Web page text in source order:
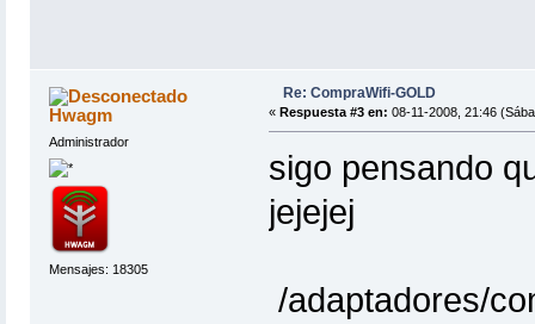
Hwagm
Administrador
Mensajes: 18305
Re: CompraWifi-GOLD
« Respuesta #3 en: 08-11-2008, 21:46
sigo pensando
jejejej
/adaptadores/